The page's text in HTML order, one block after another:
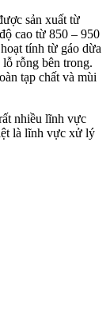
sản xuất từ
cao từ 850 – 950
tính từ gáo dừa
rỗng bên trong.
tạp chất và mùi
nhiều lĩnh vực
là lĩnh vực xử lý